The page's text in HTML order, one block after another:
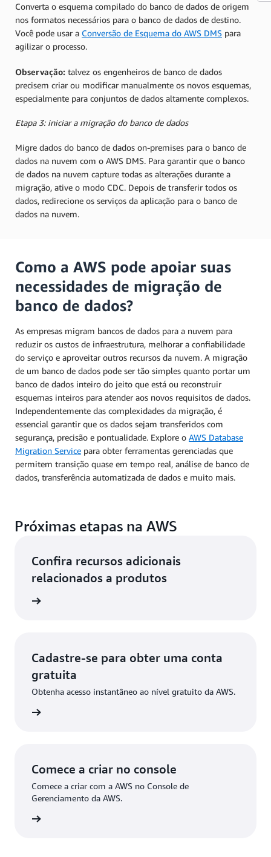
Converta o esquema compilado do banco de dados de origem
nos formatos necessários para o banco de dados de destino.
Você pode usar a Conversão de Esquema do AWS DMS para
agilizar o processo.
Observação: talvez os engenheiros de banco de dados
precisem criar ou modificar manualmente os novos esquemas,
especialmente para conjuntos de dados altamente complexos.
Etapa 3: iniciar a migração do banco de dados
Migre dados do banco de dados on-premises para o banco de
dados na nuvem com o AWS DMS. Para garantir que o banco
de dados na nuvem capture todas as alterações durante a
migração, ative o modo CDC. Depois de transferir todos os
dados, redirecione os serviços da aplicação para o banco de
dados na nuvem.
Como a AWS pode apoiar suas
necessidades de migração de
banco de dados?
As empresas migram bancos de dados para a nuvem para
reduzir os custos de infraestrutura, melhorar a confiabilidade
do serviço e aproveitar outros recursos da nuvem. A migração
de um banco de dados pode ser tão simples quanto portar um
banco de dados inteiro do jeito que está ou reconstruir
esquemas inteiros para atender aos novos requisitos de dados.
Independentemente das complexidades da migração, é
essencial garantir que os dados sejam transferidos com
segurança, precisão e pontualidade. Explore o AWS Database
Migration Service para obter ferramentas gerenciadas que
permitem transição quase em tempo real, análise de banco de
dados, transferência automatizada de dados e muito mais.
Próximas etapas na AWS
Confira recursos adicionais
relacionados a produtos
Cadastre-se para obter uma conta
gratuita
Obtenha acesso instantâneo ao nível gratuito da AWS.
Comece a criar no console
Comece a criar com a AWS no Console de
Gerenciamento da AWS.